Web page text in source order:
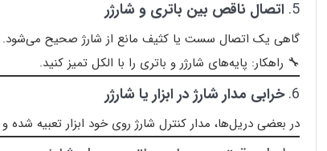
5. اتصال ناقص بین باتری و شارژر
گاهی یک اتصال سست یا کثیف مانع از شارژ صحیح می‌شود.
🔧 راهکار: پایه‌های شارژر و باتری را با الکل تمیز کنید.
6. خرابی مدار شارژ در ابزار یا شارژر
در بعضی دریل‌ها، مدار کنترل شارژ روی خود ابزار تعبیه